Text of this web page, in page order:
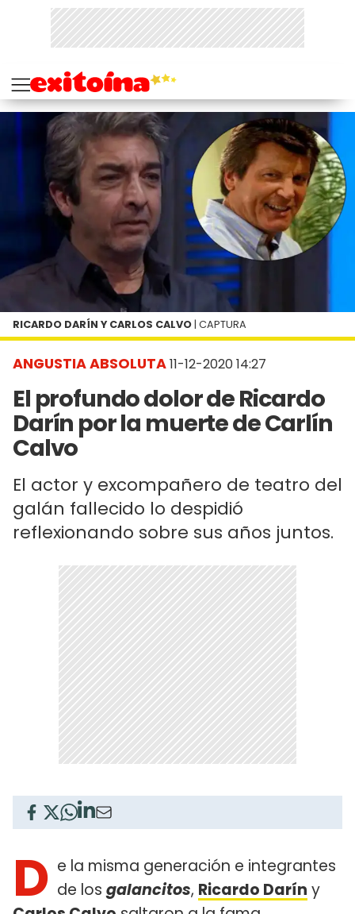
ANGUSTIA ABSOLUTA11-12-2020 14:27
El profundo dolor de Ricardo
Darín por la muerte de Carlín
Calvo
El actor y excompañero de teatro del
galán fallecido lo despidió
reflexionando sobre sus años juntos.
RICARDO DARÍN Y CARLOS CALVO | CAPTURA
D e la misma generación e integrantes
de los galancitos, Ricardo Darín y